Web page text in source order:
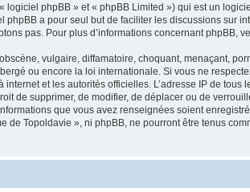
phpBB » et « phpBB Limited ») qui est un
phpBB a pour seul but de faciliter les discussions sur
pas. Pour plus d’informations concernant phpBB,
vulgaire, diffamatoire, choquant, menaçant,
ou encore la loi internationale. Si vous ne
et les autorités officielles. L’adresse IP de
de supprimer, de modifier, de déplacer ou de
que vous avez renseignées soient
de Topoldavie », ni phpBB, ne pourront être tenus